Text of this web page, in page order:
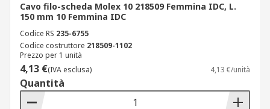
Cavo filo-scheda Molex 10 218509 Femmina IDC, L.
150 mm 10 Femmina IDC
Codice RS 235-6755
Codice costruttore 218509-1102
Prezzo per 1 unità
4,13 €(IVA esclusa) 4,13 €/unità
Quantità